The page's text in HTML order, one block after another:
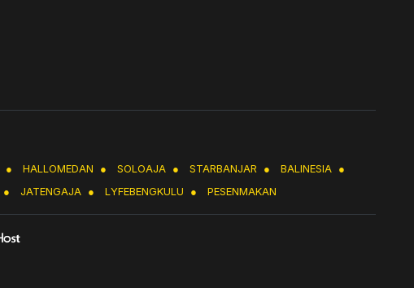
● HALLOMEDAN ● SOLOAJA ● STARBANJAR ● BALINESIA ●
● JATENGAJA ● LYFEBENGKULU ● PESENMAKAN